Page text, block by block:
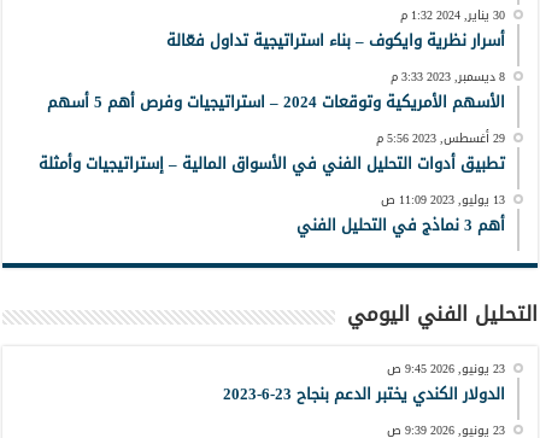
30 يناير, 2024 1:32 م
أسرار نظرية وايكوف – بناء استراتيجية تداول فعّالة
8 ديسمبر, 2023 3:33 م
الأسهم الأمريكية وتوقعات 2024 – استراتيجيات وفرص أهم 5 أسهم
29 أغسطس, 2023 5:56 م
تطبيق أدوات التحليل الفني في الأسواق المالية – إستراتيجيات وأمثلة
13 يوليو, 2023 11:09 ص
أهم 3 نماذج في التحليل الفني
التحليل الفني اليومي
23 يونيو, 2026 9:45 ص
الدولار الكندي يختبر الدعم بنجاح 23-6-2023
23 يونيو, 2026 9:39 ص